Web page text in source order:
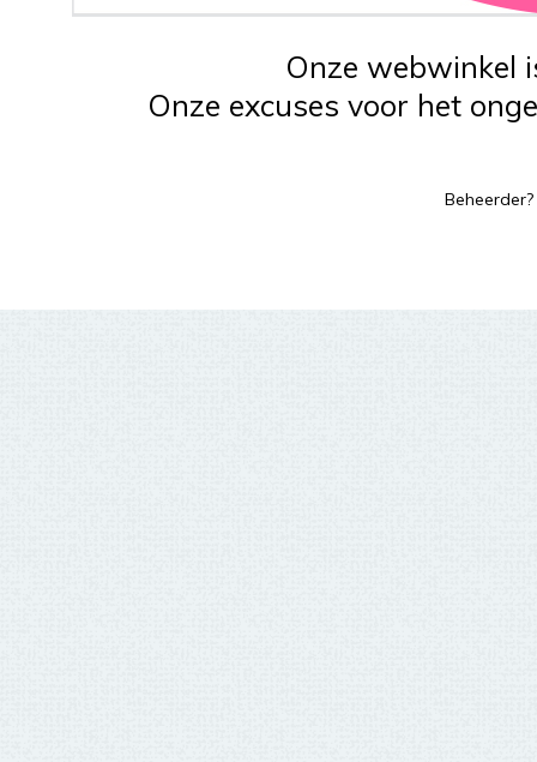
Onze webwinkel
Onze excuses voor het
Beheerder?